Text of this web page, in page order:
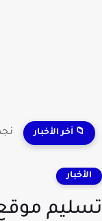
📁 آخر الأخبار
موقع